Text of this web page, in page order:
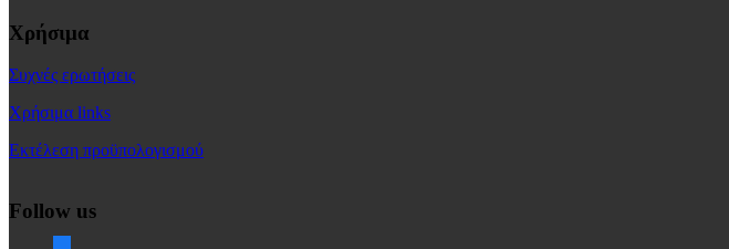
Χρήσιμα
Συχνές ερωτήσεις
Χρήσιμα links
Εκτέλεση προϋπολογισμού
Follow us